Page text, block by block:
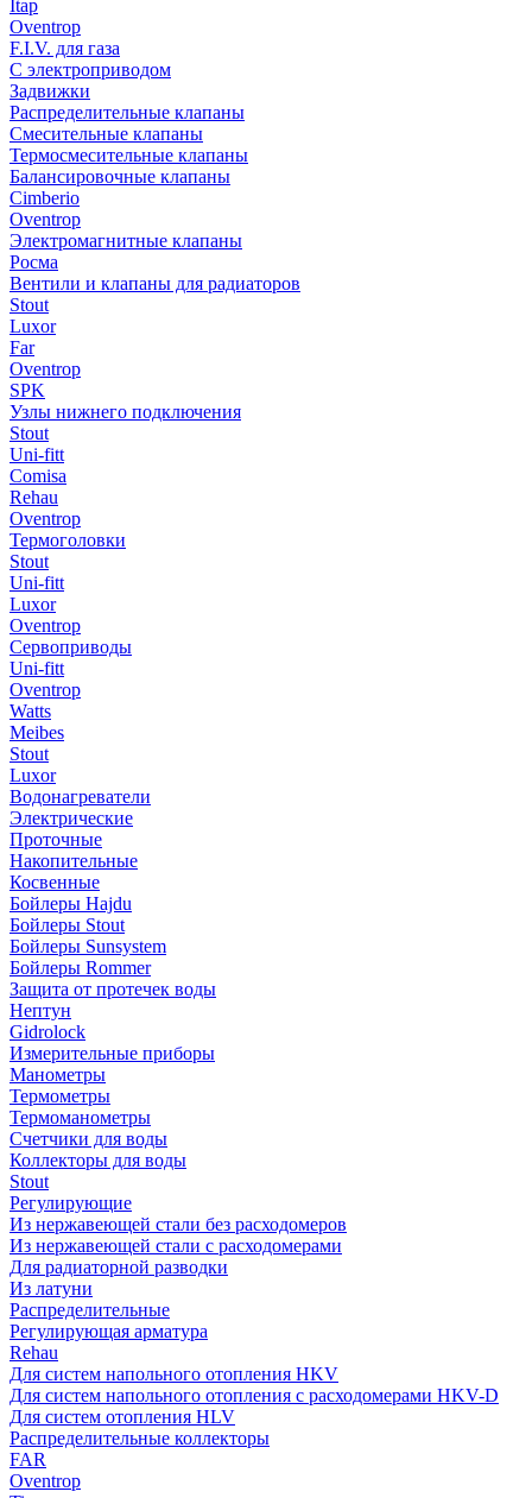
Itap
Oventrop
F.I.V. для газа
С электроприводом
Задвижки
Распределительные клапаны
Cмесительные клапаны
Термосмесительные клапаны
Балансировочные клапаны
Cimberio
Oventrop
Электромагнитные клапаны
Росма
Вентили и клапаны для радиаторов
Stout
Luxor
Far
Oventrop
SPK
Узлы нижнего подключения
Stout
Uni-fitt
Comisa
Rehau
Oventrop
Термоголовки
Stout
Uni-fitt
Luxor
Oventrop
Сервоприводы
Uni-fitt
Oventrop
Watts
Meibes
Stout
Luxor
Водонагреватели
Электрические
Проточные
Накопительные
Косвенные
Бойлеры Hajdu
Бойлеры Stout
Бойлеры Sunsystem
Бойлеры Rommer
Защита от протечек воды
Нептун
Gidrolock
Измерительные приборы
Манометры
Термометры
Термоманометры
Счетчики для воды
Коллекторы для воды
Stout
Регулирующие
Из нержавеющей стали без расходомеров
Из нержавеющей стали с расходомерами
Для радиаторной разводки
Из латуни
Распределительные
Регулирующая арматура
Rehau
Для систем напольного отопления HKV
Для систем напольного отопления с расходомерами HKV-D
Для систем отопления HLV
Распределительные коллекторы
FAR
Oventrop